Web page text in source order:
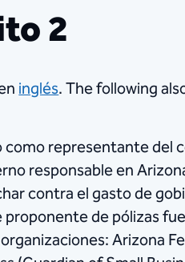
2
inglés. The following
representante del
responsable en
contra el gasto de
de pólizas
Arizona